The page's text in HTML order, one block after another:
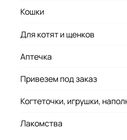
Кошки
Для котят и щенков
Аптечка
Привезем под заказ
Когтеточки, игрушки,
Лакомства